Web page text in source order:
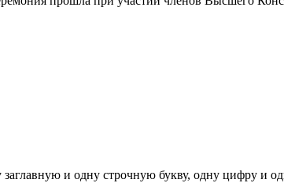
и одну строчную букву, одну цифру